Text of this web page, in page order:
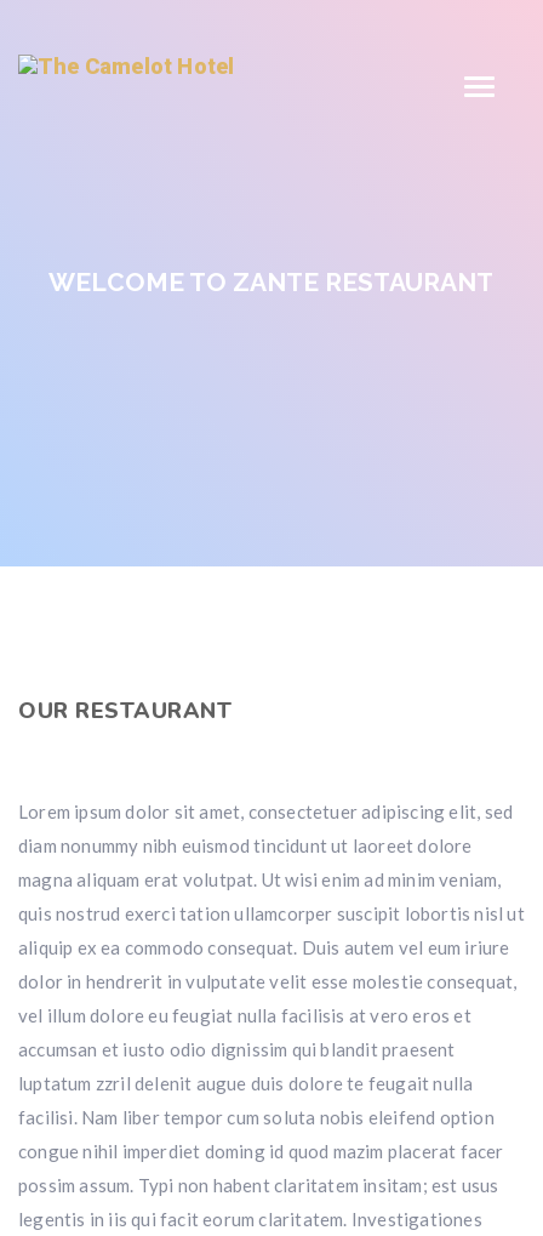
WELCOME TO ZANTE RESTAURANT
OUR RESTAURANT
Lorem ipsum dolor sit amet, consectetuer adipiscing elit, sed
diam nonummy nibh euismod tincidunt ut laoreet dolore
magna aliquam erat volutpat. Ut wisi enim ad minim veniam,
quis nostrud exerci tation ullamcorper suscipit lobortis nisl ut
aliquip ex ea commodo consequat. Duis autem vel eum iriure
dolor in hendrerit in vulputate velit esse molestie consequat,
vel illum dolore eu feugiat nulla facilisis at vero eros et
accumsan et iusto odio dignissim qui blandit praesent
luptatum zzril delenit augue duis dolore te feugait nulla
facilisi. Nam liber tempor cum soluta nobis eleifend option
congue nihil imperdiet doming id quod mazim placerat facer
possim assum. Typi non habent claritatem insitam; est usus
legentis in iis qui facit eorum claritatem. Investigationes